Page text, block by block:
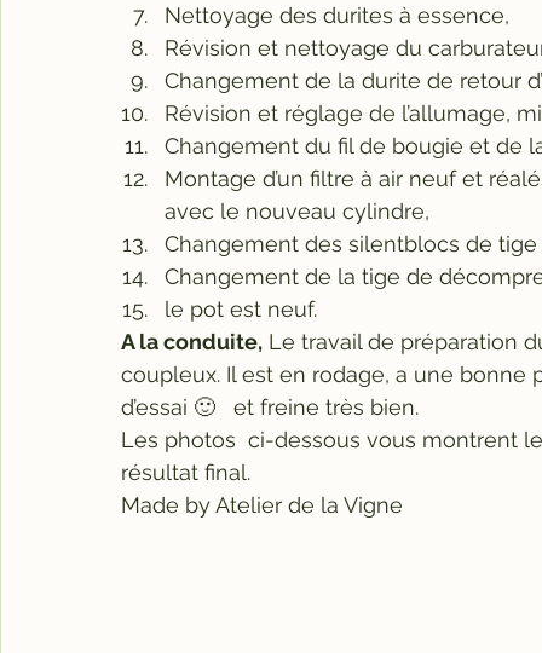
Nettoyage des durites à essence,
Révision et nettoyage du
Changement de la durite de retour
Révision et réglage de l’allumage,
Changement du fil de bougie et de
Montage d’un filtre à air neuf et
avec le nouveau cylindre,
Changement des silentblocs de
Changement de la tige de
le pot est neuf.
A la conduite, Le travail de préparation
coupleux. Il est en rodage, a une
d’essai 🙂   et freine très bien.
Les photos  ci-dessous vous montrent
résultat final.
Made by Atelier de la Vigne